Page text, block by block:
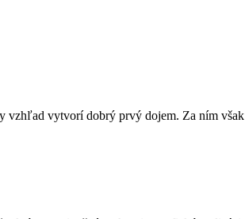
vytvorí dobrý prvý dojem. Za ním